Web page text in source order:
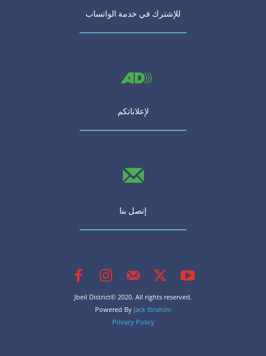
للإشترك في خدمة الواتساب
لإعلاناتكم
إتصل بنا
Jbeil District© 2020. All rights reserved.
Powered By Jack Ibrahim
Privacy Policy